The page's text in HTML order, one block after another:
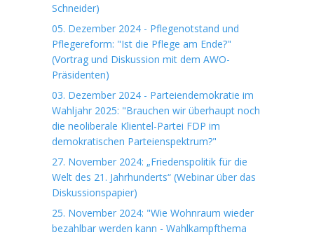
Schneider)
05. Dezember 2024 - Pflegenotstand und
Pflegereform: "Ist die Pflege am Ende?"
(Vortrag und Diskussion mit dem AWO-
Präsidenten)
03. Dezember 2024 - Parteiendemokratie im
Wahljahr 2025: "Brauchen wir überhaupt noch
die neoliberale Klientel-Partei FDP im
demokratischen Parteienspektrum?"
27. November 2024: „Friedenspolitik für die
Welt des 21. Jahrhunderts“ (Webinar über das
Diskussionspapier)
25. November 2024: "Wie Wohnraum wieder
bezahlbar werden kann - Wahlkampfthema